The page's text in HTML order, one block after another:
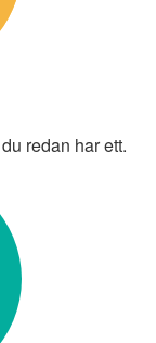
redan har ett.